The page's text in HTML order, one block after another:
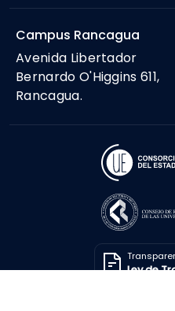
Campus Rancagua
Avenida Libertador
Bernardo O'Higgins 611,
Rancagua.
Ley de